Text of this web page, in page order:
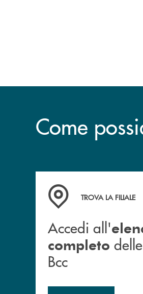
Come
Accedi all' elenco
TROVA LA FILIALE
Accedi all'
completo delle
Bcc